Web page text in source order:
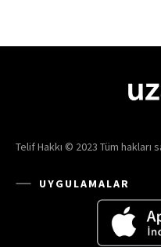
Telif Hakkı © 2023 Tüm hakları
UYGULAMALAR